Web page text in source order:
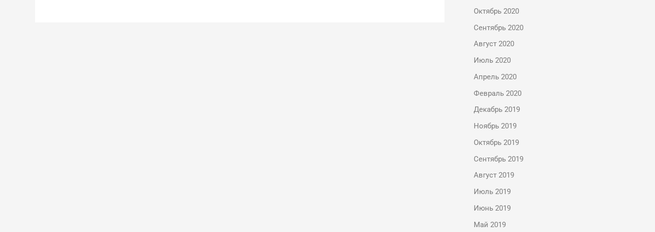
Октябрь 2020
Сентябрь 2020
Август 2020
Июль 2020
Апрель 2020
Февраль 2020
Декабрь 2019
Ноябрь 2019
Октябрь 2019
Сентябрь 2019
Август 2019
Июль 2019
Июнь 2019
Май 2019